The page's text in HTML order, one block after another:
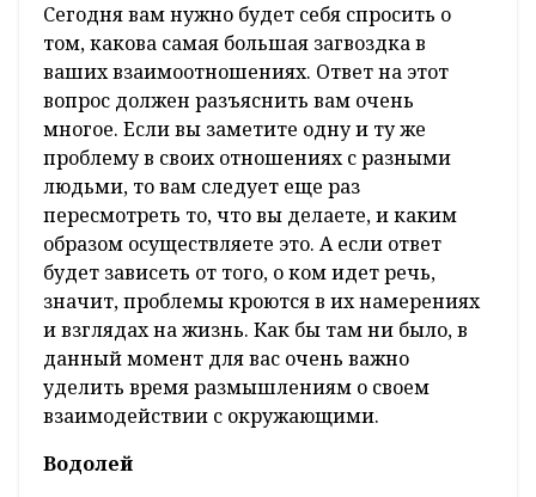
Сегодня вам нужно будет себя спросить о
том, какова самая большая загвоздка в
ваших взаимоотношениях. Ответ на этот
вопрос должен разъяснить вам очень
многое. Если вы заметите одну и ту же
проблему в своих отношениях с разными
людьми, то вам следует еще раз
пересмотреть то, что вы делаете, и каким
образом осуществляете это. А если ответ
будет зависеть от того, о ком идет речь,
значит, проблемы кроются в их намерениях
и взглядах на жизнь. Как бы там ни было, в
данный момент для вас очень важно
уделить время размышлениям о своем
взаимодействии с окружающими.
Водолей